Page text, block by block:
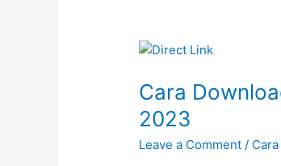
Cara
2023
Leave a Comment /